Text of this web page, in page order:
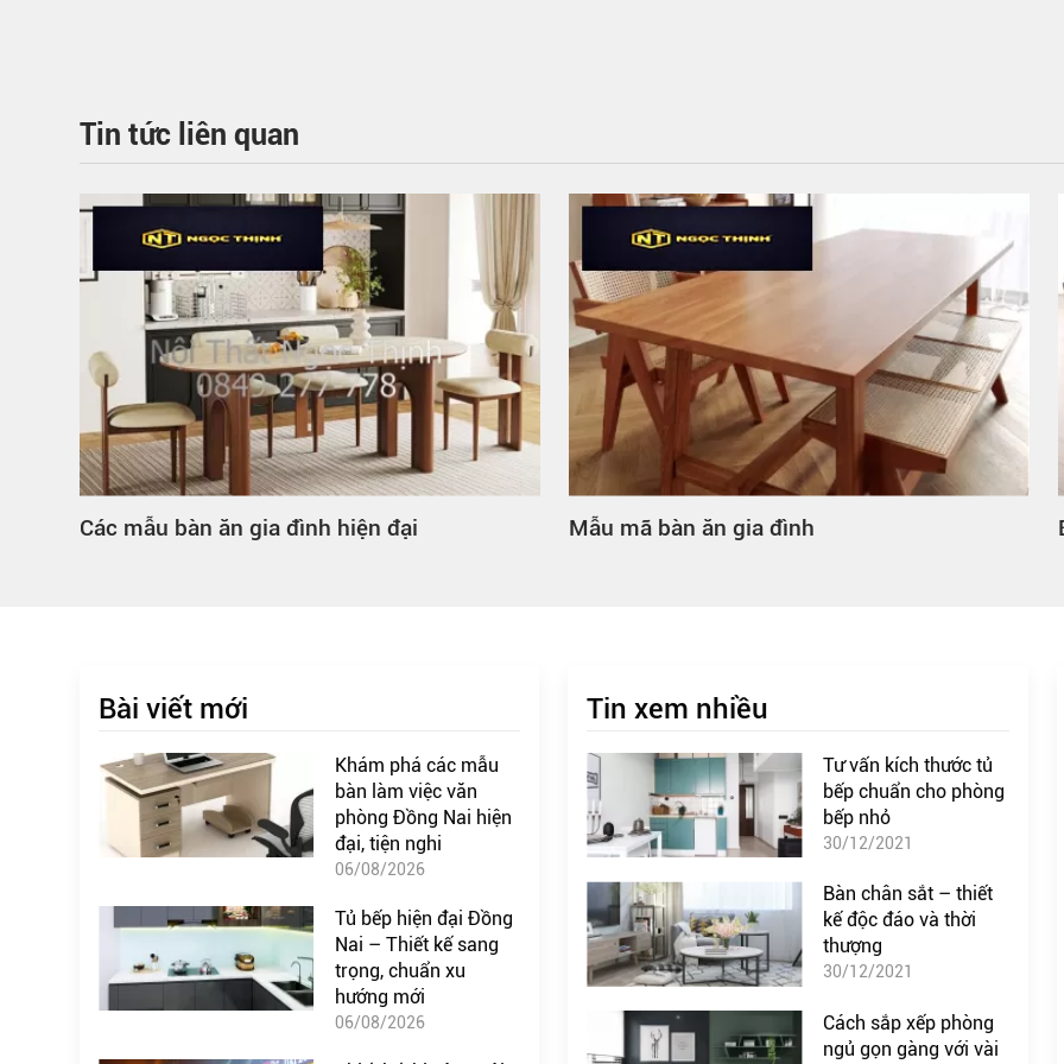
Tin tức liên quan
Mẫu mã bàn ăn gia đình Bàn ăn gia đình hình tròn
Bài viết mới
Khám phá các mẫu
bàn làm việc văn
phòng Đồng Nai hiện
đại, tiện nghi
06/08/2026
Tủ bếp hiện đại Đồng
Nai – Thiết kế sang
trọng, chuẩn xu
hướng mới
06/08/2026
Tin xem nhiều
Tư vấn kích thước tủ
bếp chuẩn cho phòng
bếp nhỏ
30/12/2021
Bàn chân sắt – thiết
kế độc đáo và thời
thượng
30/12/2021
Cách sắp xếp phòng
ngủ gọn gàng với vài